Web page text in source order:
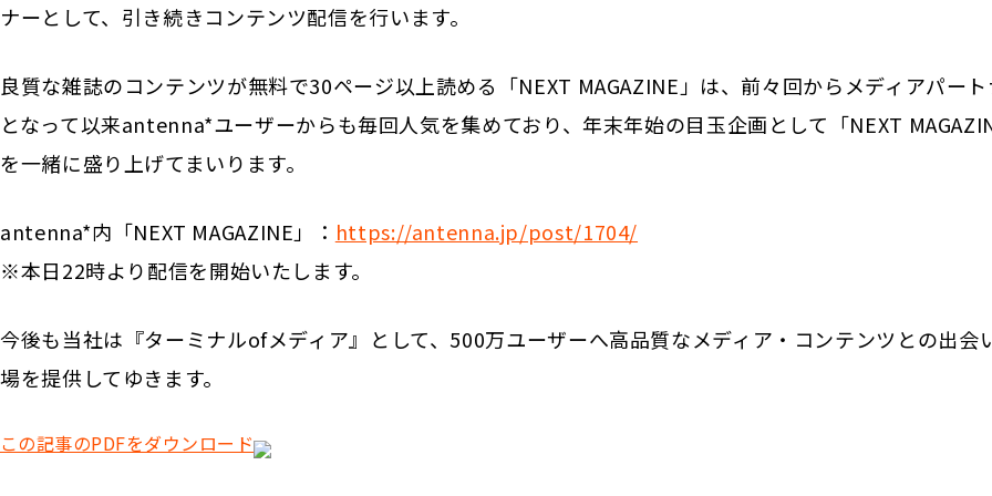
ナーとして、引き続きコンテンツ配信を行います。
良質な雑誌のコンテンツが無料で30ページ以上読める「NEXT MAGAZINE」は、前々回からメディアパー
となって以来antenna*ユーザーからも毎回人気を集めており、年末年始の目玉企画として「NEXT
を一緒に盛り上げてまいります。
antenna*内「NEXT MAGAZINE」： https://antenna.jp/post/1704/
※本日22時より配信を開始いたします。
今後も当社は『ターミナルofメディア』として、500万ユーザーへ高品質なメディア・コンテンツとの出会
場を提供してゆきます。
この記事のPDFをダウンロード